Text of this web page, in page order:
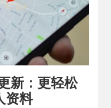
新：更轻松
资料